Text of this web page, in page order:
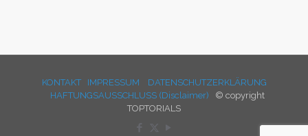
KONTAKT IMPRESSUM
DATENSCHUTZERKLÄRUNG
HAFTUNGSAUSSCHLUSS (Disclaimer) © copyright
TOPTORIALS